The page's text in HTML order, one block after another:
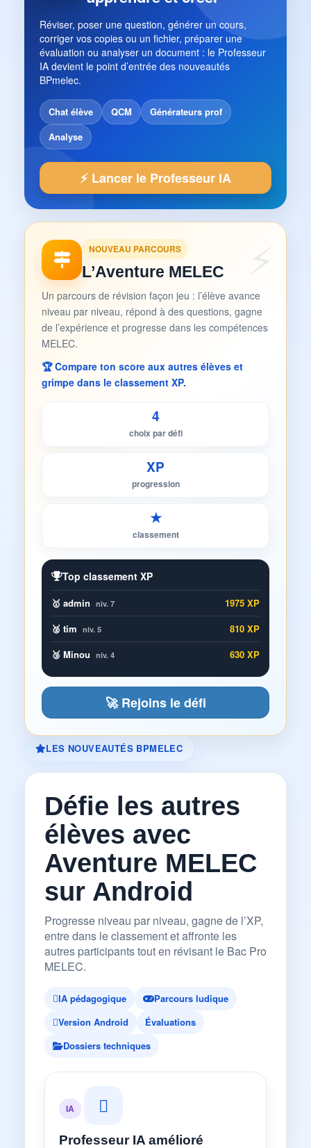
Réviser, poser une question, générer un cours,
corriger vos copies ou un fichier, préparer une
évaluation ou analyser un document : le Professeur
IA devient le point d’entrée des nouveautés
BPmelec.
Chat élève QCM
Générateurs prof
Analyse
⚡ Lancer le Professeur IA
NOUVEAU PARCOURS
L’Aventure MELEC
Un parcours de révision façon jeu : l’élève avance
niveau par niveau, répond à des questions, gagne
de l’expérience et progresse dans les compétences
MELEC.
🏆 Compare ton score aux autres élèves et
grimpe dans le classement XP.
4
choix par défi
XP
progression
★
classement
Top classement XP
🥇 admin niv. 7
1975 XP
🥈 tim niv. 5
810 XP
🥉 Minou niv. 4 630 XP
🚀 Rejoins le défi
LES NOUVEAUTÉS BPMELEC
Défie les autres
élèves avec
Aventure MELEC
sur Android
Progresse niveau par niveau, gagne de l’XP,
entre dans le classement et affronte les
autres participants tout en révisant le Bac Pro
MELEC.
IA pédagogique
Parcours ludique
Version Android
Évaluations
Dossiers techniques
IA
Professeur IA amélioré